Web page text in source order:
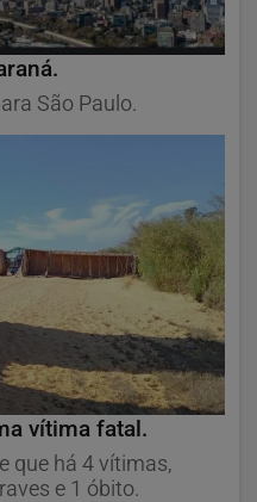
São Paulo.
vítima fatal.
que há 4 vítimas,
e 1 óbito.